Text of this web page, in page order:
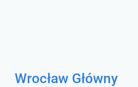
Wrocław Główny